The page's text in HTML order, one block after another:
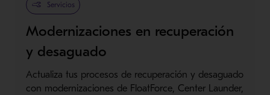
Servicios
Modernizaciones en recuperación
y desaguado
Actualiza tus procesos de recuperación y desaguado
con modernizaciones de FloatForce, Center Launder,